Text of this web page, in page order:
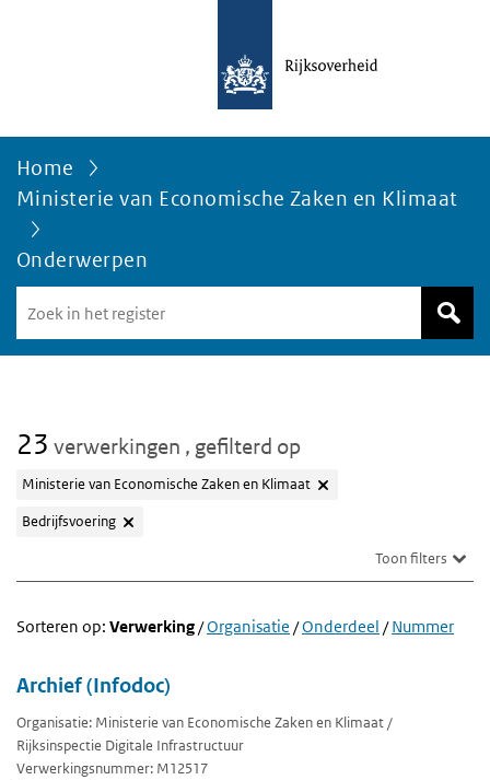
Home
Ministerie van Economische Zaken en Klimaat
Onderwerpen
in
het
23 verwerkingen , gefilterd op
Ministerie van Economische Zaken en Klimaat
Bedrijfsvoering
Toon filters
Sorteren op: Verwerking/Organisatie /Onderdeel /Nummer
Archief (Infodoc)
Organisatie: Ministerie van Economische Zaken en Klimaat /
Rijksinspectie Digitale Infrastructuur
Verwerkingsnummer: M12517